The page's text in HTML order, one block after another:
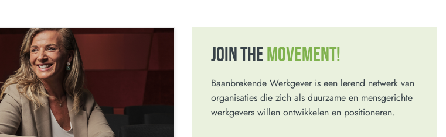
JOIN THE MOVEMENT!
Baanbrekende Werkgever is een lerend netwerk van
organisaties die zich als duurzame en mensgerichte
werkgevers willen ontwikkelen en positioneren.